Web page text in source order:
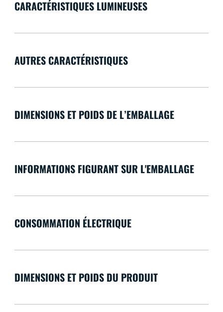
CARACTÉRISTIQUES LUMINEUSES
AUTRES CARACTÉRISTIQUES
DIMENSIONS ET POIDS DE L’EMBALLAGE
INFORMATIONS FIGURANT SUR L'EMBALLAGE
CONSOMMATION ÉLECTRIQUE
DIMENSIONS ET POIDS DU PRODUIT